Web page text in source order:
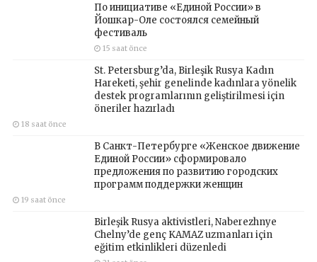
По инициативе «Единой России» в
Йошкар-Оле состоялся семейный
фестиваль
15 saat önce
St. Petersburg’da, Birleşik Rusya Kadın
Hareketi, şehir genelinde kadınlara yönelik
destek programlarının geliştirilmesi için
öneriler hazırladı
18 saat önce
В Санкт-Петербурге «Женское движение
Единой России» сформировало
предложения по развитию городских
программ поддержки женщин
19 saat önce
Birleşik Rusya aktivistleri, Naberezhnye
Chelny’de genç KAMAZ uzmanları için
eğitim etkinlikleri düzenledi